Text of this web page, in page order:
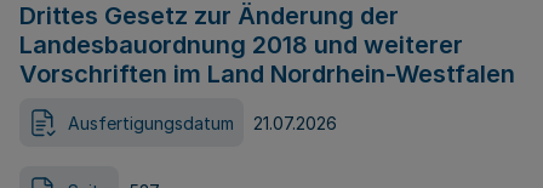
Drittes Gesetz zur Änderung der
Landesbauordnung 2018 und weiterer
Vorschriften im Land Nordrhein-Westfalen
Ausfertigungsdatum 21.07.2026